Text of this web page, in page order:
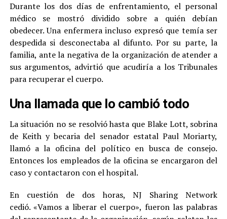
Durante los dos días de enfrentamiento, el personal
médico se mostró dividido sobre a quién debían
obedecer. Una enfermera incluso expresó que temía ser
despedida si desconectaba al difunto. Por su parte, la
familia, ante la negativa de la organización de atender a
sus argumentos, advirtió que acudiría a los Tribunales
para recuperar el cuerpo.
Una llamada que lo cambió todo
La situación no se resolvió hasta que Blake Lott, sobrina
de Keith y becaria del senador estatal Paul Moriarty,
llamó a la oficina del político en busca de consejo.
Entonces los empleados de la oficina se encargaron del
caso y contactaron con el hospital.
En cuestión de dos horas, NJ Sharing Network
cedió. «Vamos a liberar el cuerpo», fueron las palabras